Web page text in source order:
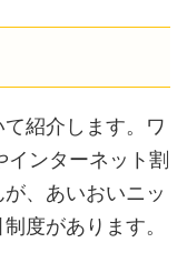
紹介します。ワ
インターネット割
、あいおいニッ
度があります。